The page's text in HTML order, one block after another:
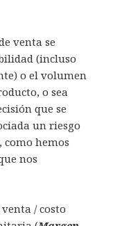
venta se
(incluso
o el volumen
o sea
que se
un riesgo
hemos
nos
/ costo